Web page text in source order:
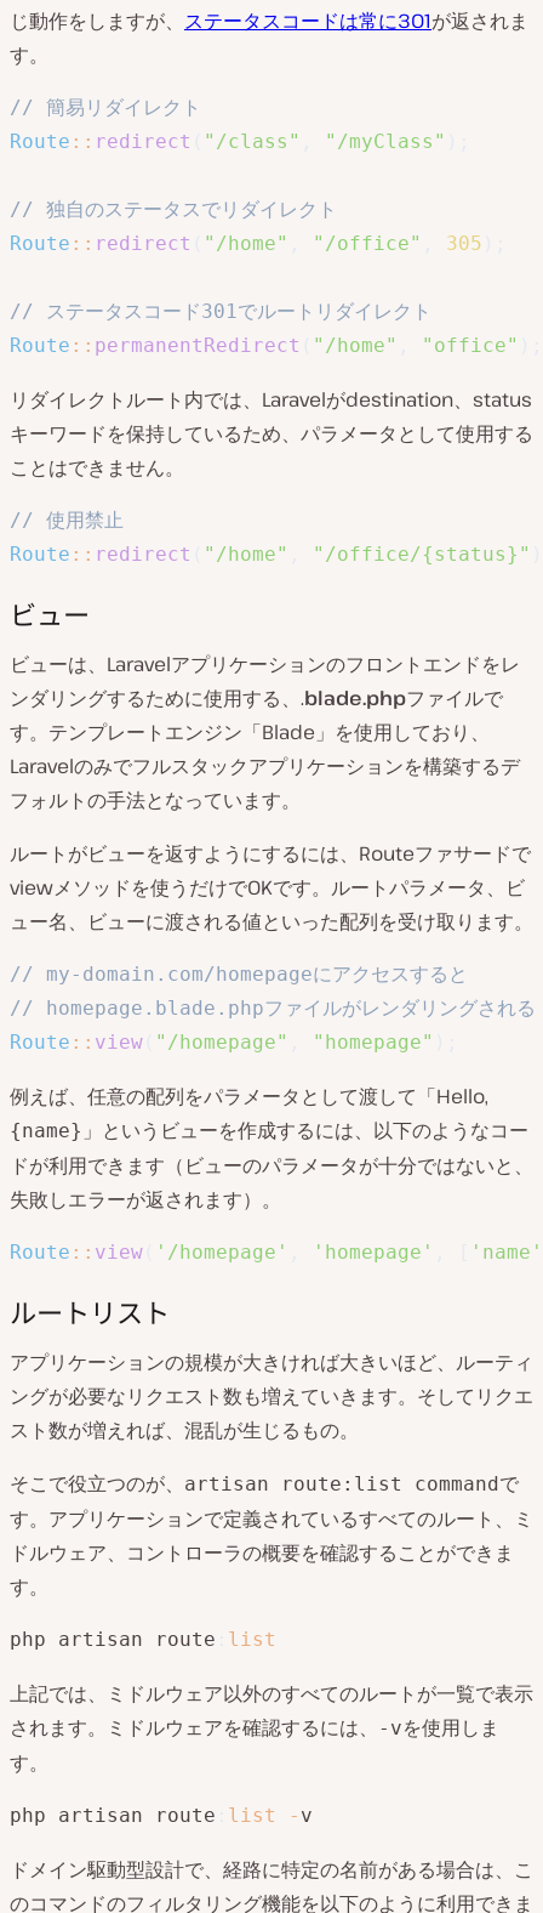
じ動作をしますが、 ステータスコードは常に301が返されま
す。
// 簡易リダイレクト
Route :: redirect "/class" "/myClass"
// 独自のステータスでリダイレクト
Route :: redirect "/home" "/office" 305
// ステータスコード301でルートリダイレクト
Route :: permanentRedirect "/home" "office"
リダイレクトルート内では、Laravelがdestination、status
キーワードを保持しているため、パラメータとして使用する
ことはできません。
// 使用禁止
Route :: redirect "/home" "/office/{status}"
ビュー
ビューは、Laravelアプリケーションのフロントエンドをレ
ンダリングするために使用する、.blade.phpファイルで
す。テンプレートエンジン「Blade」を使用しており、
Laravelのみでフルスタックアプリケーションを構築するデ
フォルトの手法となっています。
ルートがビューを返すようにするには、Routeファサードで
viewメソッドを使うだけでOKです。ルートパラメータ、ビ
ュー名、ビューに渡される値といった配列を受け取ります。
// my-domain.com/homepageにアクセスすると
// homepage.blade.phpファイルがレンダリングされる
Route :: view "/homepage" "homepage"
例えば、任意の配列をパラメータとして渡して「Hello,
{name} 」というビューを作成するには、以下のようなコー
ドが利用できます（ビューのパラメータが十分ではないと、
失敗しエラーが返されます）。
Route :: view '/homepage' 'homepage' 'name'
ルートリスト
アプリケーションの規模が大きければ大きいほど、ルーティ
ングが必要なリクエスト数も増えていきます。そしてリクエ
スト数が増えれば、混乱が生じるもの。
そこで役立つのが、
artisan route:list command で
す。アプリケーションで定義されているすべてのルート、ミ
ドルウェア、コントローラの概要を確認することができま
す。
php artisan route list
上記では、ミドルウェア以外のすべてのルートが一覧で表示
されます。ミドルウェアを確認するには、
-vを使用しま
す。
php artisan route list - v
ドメイン駆動型設計で、経路に特定の名前がある場合は、こ
のコマンドのフィルタリング機能を以下のように利用できま